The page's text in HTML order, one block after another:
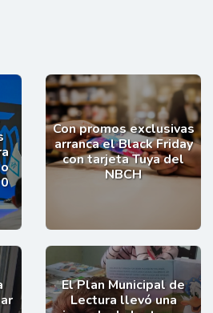
Con promos exclusivas
arranca el Black Friday
con tarjeta Tuya del
NBCH
El Plan Municipal de
Lectura llevó una